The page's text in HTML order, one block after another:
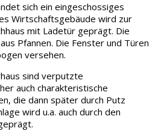
sich ein eingeschossiges
Wirtschaftsgebäude wird zur
mit Ladetür geprägt. Die
Pfannen. Die Fenster und Türen
versehen.
sind verputzte
auch charakteristische
die dann später durch Putz
wird u.a. auch durch den